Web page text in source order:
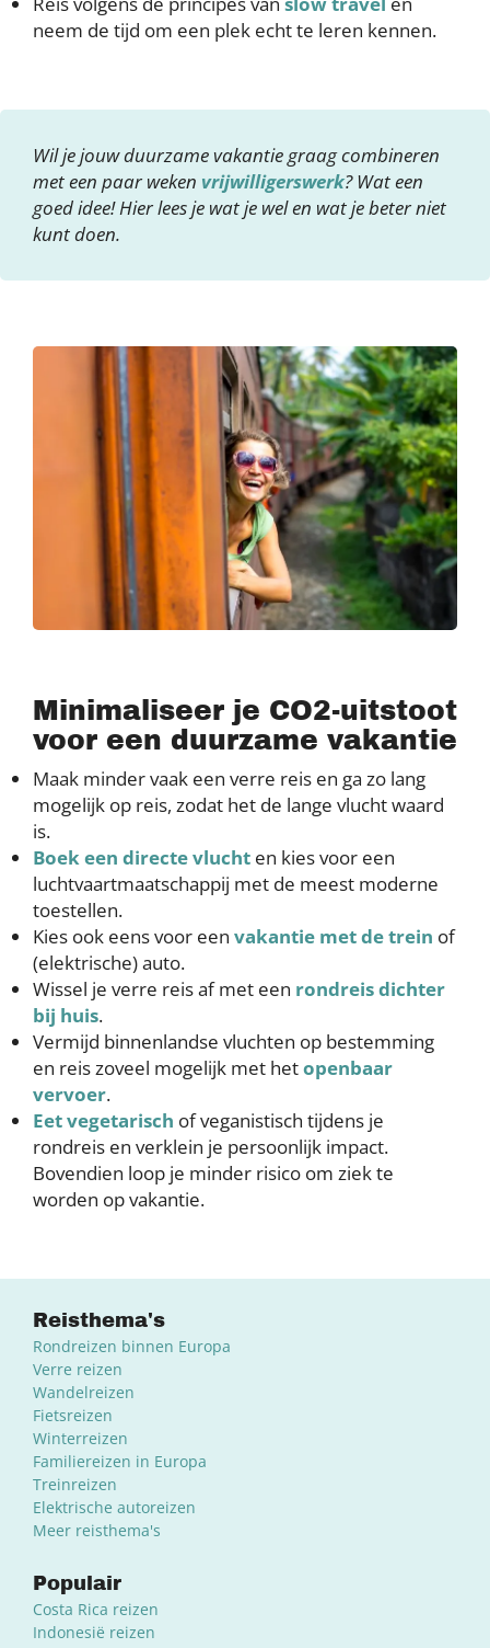
neem de tijd om een plek echt te leren kennen.
Wil je jouw duurzame vakantie graag combineren
met een paar weken vrijwilligerswerk? Wat een
goed idee! Hier lees je wat je wel en wat je beter niet
kunt doen.
Minimaliseer je CO2-uitstoot
voor een duurzame vakantie
Maak minder vaak een verre reis en ga zo lang
mogelijk op reis, zodat het de lange vlucht waard
is.
Boek een directe vlucht en kies voor een
luchtvaartmaatschappij met de meest moderne
toestellen.
Kies ook eens voor een vakantie met de trein of
(elektrische) auto.
Wissel je verre reis af met een rondreis dichter
bij huis.
Vermijd binnenlandse vluchten op bestemming
en reis zoveel mogelijk met hetopenbaar
vervoer.
Eet vegetarisch of veganistisch tijdens je
rondreis en verklein je persoonlijk impact.
Bovendien loop je minder risico om ziek te
worden op vakantie.
Reisthema's
Rondreizen binnen Europa
Verre reizen
Wandelreizen
Fietsreizen
Winterreizen
Familiereizen in Europa
Treinreizen
Elektrische autoreizen
Meer reisthema's
Populair
Costa Rica reizen
Indonesië reizen